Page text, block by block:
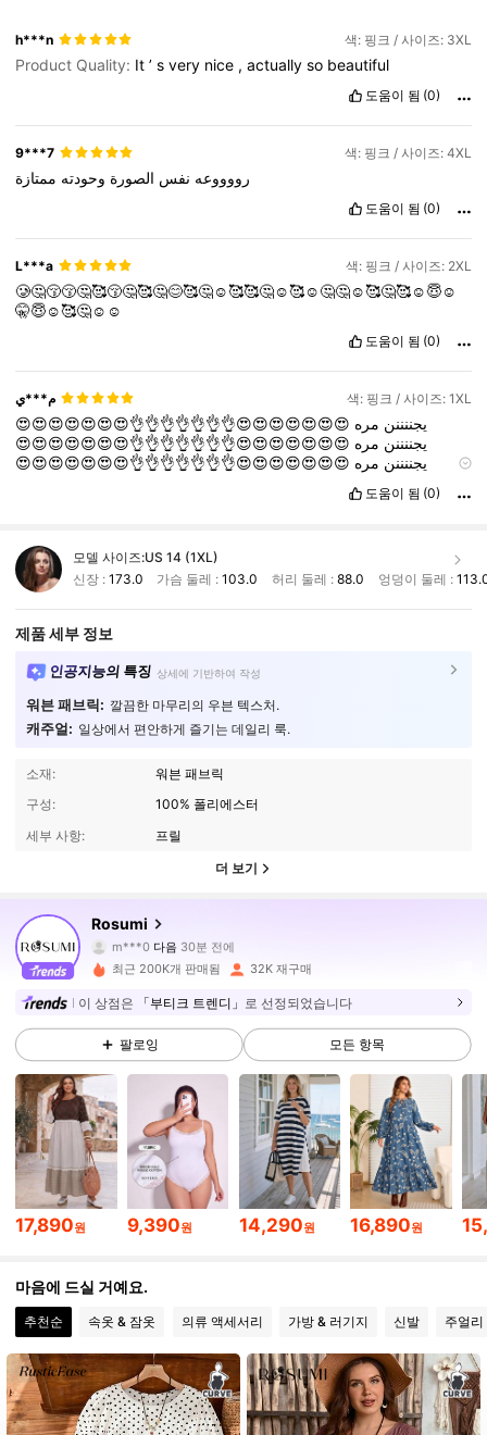
h***n 색: 핑크 / 사이즈: 3XL
Product Quality: It’svery nice ,actuallyso beautiful
도움이 됨 (0)
9***7 색: 핑크 / 사이즈: 4XL
رووووعه نفس الصورة وحودته ممتازة
도움이 됨 (0)
L***a 색: 핑크 / 사이즈: 2XL
🥲🤔😚😚🤔🥰😚🤔🥰🤔😊🥰🤔☺️🥰🥰🤔☺️🥰☺️🤔🤔☺️🥰🤔🥰☺️😇☺️
🤫😇☺️🥰🤔☺️☺️
도움이 됨 (0)
م***ي 색: 핑크 / 사이즈: 1XL
يجننننن مره 😍😍😍😍😍😍😍👌👌👌👌👌👌👌😍😍😍😍😍😍😍
يجننننن مره 😍😍😍😍😍😍😍👌👌👌👌👌👌👌😍😍😍😍😍😍😍
يجننننن مره 😍😍😍😍😍😍😍👌👌👌👌👌👌👌😍😍😍😍😍😍😍
يجنننننمره😍😍😍😍😍😍😍👌👌👌👌👌👌👌😍😍😍😍😍😍😍
😍😍😍😍😍😍😍👌👌👌👌👌👌👌😍😍😍😍😍😍😍
يجنننننمره😍😍😍😍😍😍😍👌👌👌👌👌👌👌😍😍😍😍😍😍😍
😍😍😍😍😍😍😍👌👌👌👌👌👌👌😍😍😍😍😍😍😍
😍😍😍😍😍😍😍👌👌👌👌👌👌👌😍😍😍😍😍😍😍
😍😍😍😍😍😍😍👌👌👌👌👌👌👌😍😍😍😍😍😍😍
يجننننن 😍😍😍😍😍😍😍👌👌👌👌👌👌👌😍😍😍😍😍😍😍
도움이 됨 (0)
모델 사이즈:US 14 (1XL)
신장 : 173.0 가슴 둘레 :103.0 허리 둘레 : 88.0 엉덩이 둘레 :
제품 세부 정보
인공지능의 특징 상세에 기반하여 작성
워븐 패브릭: 깔끔한 마무리의 우븐 텍스처.
캐주얼: 일상에서 편안하게 즐기는 데일리 룩.
소재:
워븐 패브릭
구성:
100% 폴리에스터
세부 사항:
프릴
더 보기
Rosumi
m***0 다음
6***5가 탐색 중입니다
4.80
18K 팔로워
4.80 18K 팔로워
4.80 18K 팔로워
18K 팔로워
4.80 18K 팔로워
4.80 18K 팔로워
최근 200K개 판매됨 32K 재구매
이 상점은 「부티크 트렌디」 로 선정되었습니다
팔로잉 모든 항목
17,890원 9,390원 14,290원 16,890원
마음에 드실 거예요.
추천순 속옷 & 잠옷 의류 액세서리 가방 & 러기지 신발 주얼